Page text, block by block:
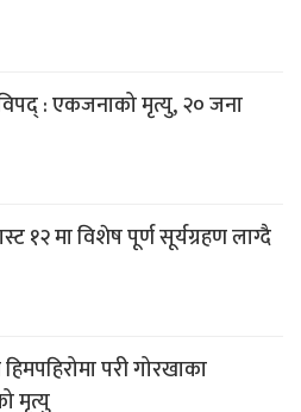
: एकजनाको मृत्यु, २० जना
१२ मा विशेष पूर्ण सूर्यग्रहण लाग्दै
परी गोरखाका
मृत्यु